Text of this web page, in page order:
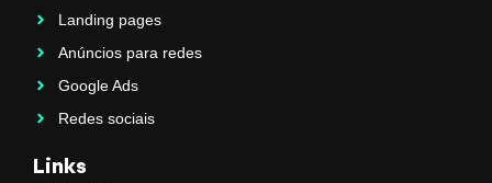
Landing pages
Anúncios para redes
Google Ads
Redes sociais
Links